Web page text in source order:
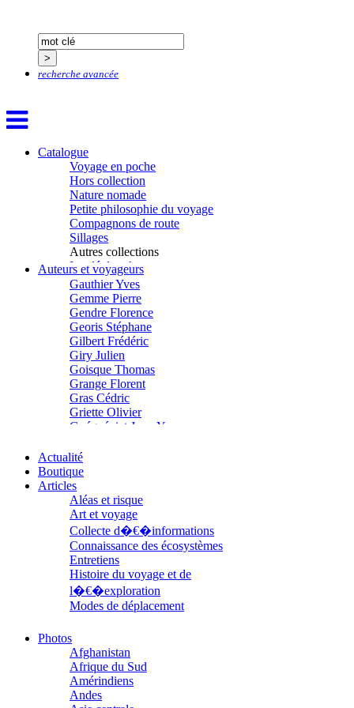
recherche avancée
Catalogue
Voyage en poche
Hors collection
Nature nomade
Petite philosophie du voyage
Compagnons de route
Sillages
Autres collections
La clé des champs
Chemins d’étoiles
Visions
Auteurs et voyageurs
Dugast Stéphane
Edwards Richard
Foucard Marie
Fradin Patrick
Fraisse Thomas
François Valérie
Fuligni Bruno
Gana Frédéric
Garcia Antoine
Garde François
Gaullier Tanneguy
Gauthier Yves
Gemme Pierre
Gendre Florence
Georis Stéphane
Gilbert Frédéric
Giry Julien
Goisque Thomas
Grange Florent
Gras Cédric
Griette Olivier
Guéguéniat Jean-Yves
Guillemot Agnès
Guillotel Pierre-Antoine
Guyon Élizabeth
Haegy Jean-Marie
Hafez Kim
Halluin Bruno d’
Hardivilliers Albéric d’
Harvey James
Heimburger Mario
Hervouët Tifenn
Houdaille Christophe
Hussain Fawaz
Imhof Valentine
Jacq Marie-Claire
Jallade Sébastien
Janichon Gérard
Kerouedan Annie
Actualité
Boutique
Articles
Aléas et risque
Art et voyage
Collecte d�€�informations
Connaissance des écosystèmes
Entretiens
Histoire du voyage et de
l�€�exploration
Modes de déplacement
Parcours choisis
Patrimoine
Petite ethnographie
Portraits
Questions de survie
Réflexions
Photos
Afghanistan
Afrique du Sud
Amérindiens
Andes